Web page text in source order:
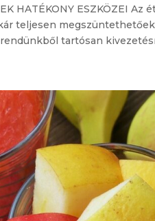
HATÉKONY ESZKÖZEI
teljesen
tartósan